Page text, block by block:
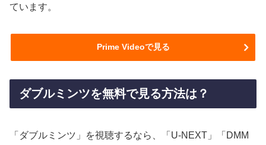
ています。
Prime Videoで見る
ダブルミンツを無料で見る方法は？
「ダブルミンツ」を視聴するなら、「U-NEXT」「DMM